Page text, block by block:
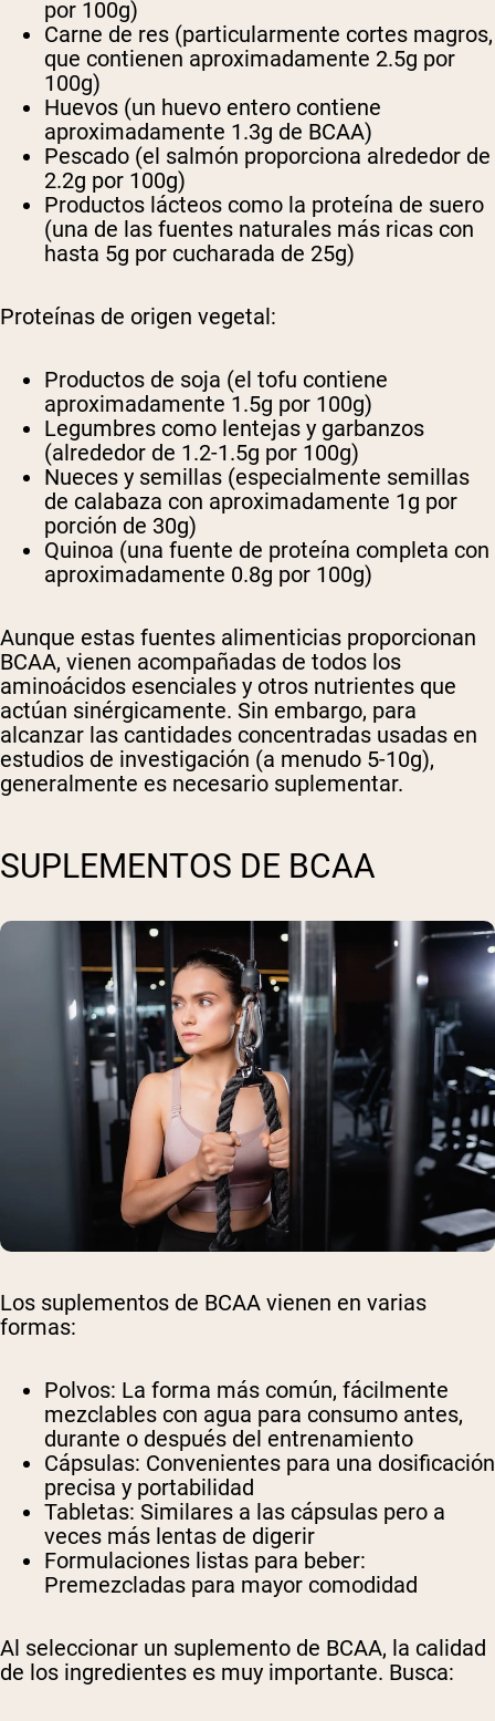
por 100g)
Carne de res (particularmente cortes magros,
que contienen aproximadamente 2.5g por
100g)
Huevos (un huevo entero contiene
aproximadamente 1.3g de BCAA)
Pescado (el salmón proporciona alrededor de
2.2g por 100g)
Productos lácteos como la proteína de suero
(una de las fuentes naturales más ricas con
hasta 5g por cucharada de 25g)
Proteínas de origen vegetal:
Productos de soja (el tofu contiene
aproximadamente 1.5g por 100g)
Legumbres como lentejas y garbanzos
(alrededor de 1.2-1.5g por 100g)
Nueces y semillas (especialmente semillas
de calabaza con aproximadamente 1g por
porción de 30g)
Quinoa (una fuente de proteína completa con
aproximadamente 0.8g por 100g)
Aunque estas fuentes alimenticias proporcionan
BCAA, vienen acompañadas de todos los
aminoácidos esenciales y otros nutrientes que
actúan sinérgicamente. Sin embargo, para
alcanzar las cantidades concentradas usadas en
estudios de investigación (a menudo 5-10g),
generalmente es necesario suplementar.
SUPLEMENTOS DE BCAA
Los suplementos de BCAA vienen en varias
formas:
Polvos: La forma más común, fácilmente
mezclables con agua para consumo antes,
durante o después del entrenamiento
Cápsulas: Convenientes para una dosificación
precisa y portabilidad
Tabletas: Similares a las cápsulas pero a
veces más lentas de digerir
Formulaciones listas para beber:
Premezcladas para mayor comodidad
Al seleccionar un suplemento de BCAA, la calidad
de los ingredientes es muy importante. Busca: